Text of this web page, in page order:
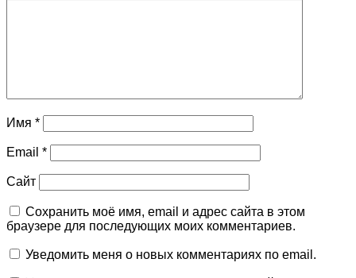
Имя *
Email *
Сайт
Сохранить моё имя, email и адрес сайта в этом
браузере для последующих моих комментариев.
Уведомить меня о новых комментариях по email.